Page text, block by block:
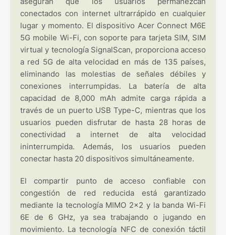
conectados con internet ultrarrápido en cualquier
lugar y momento. El dispositivo Acer Connect M6E
5G mobile Wi-Fi, con soporte para tarjeta SIM, SIM
virtual y tecnología SignalScan, proporciona acceso
a red 5G de alta velocidad en más de 135 países,
eliminando las molestias de señales débiles y
conexiones interrumpidas. La batería de alta
capacidad de 8,000 mAh admite carga rápida a
través de un puerto USB Type-C, mientras que los
usuarios pueden disfrutar de hasta 28 horas de
conectividad a internet de alta velocidad
ininterrumpida. Además, los usuarios pueden
conectar hasta 20 dispositivos simultáneamente.
El compartir punto de acceso confiable con
congestión de red reducida está garantizado
mediante la tecnología MIMO 2x2 y la banda Wi-Fi
6E de 6 GHz, ya sea trabajando o jugando en
movimiento. La tecnología NFC de conexión táctil